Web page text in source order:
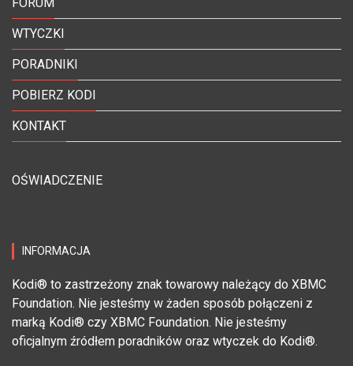
WTYCZKI
PORADNIKI
POBIERZ KODI
KONTAKT
OŚWIADCZENIE
INFORMACJA
Kodi® to zastrzeżony znak towarowy należący do XBMC
Foundation. Nie jesteśmy w żaden sposób połączeni z
marką Kodi® czy XBMC Foundation. Nie jesteśmy
oficjalnym źródłem poradników oraz wtyczek do Kodi®.